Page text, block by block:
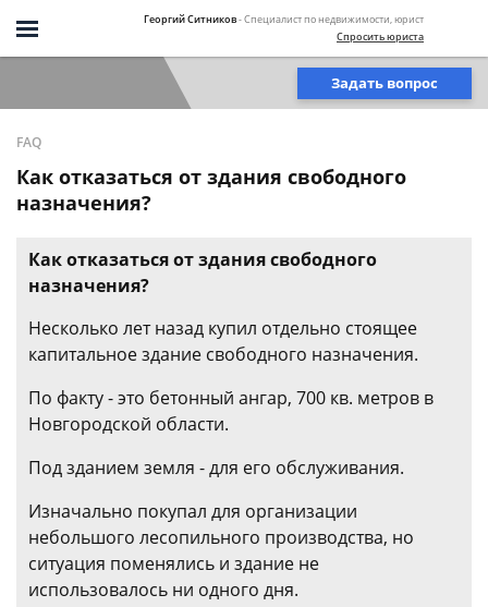
Георгий Ситников- Специалист по недвижимости, юрист
Спросить юриста
Задать вопрос
FAQ
Как отказаться от здания свободного
назначения?
Как отказаться от здания свободного
назначения?
Несколько лет назад купил отдельно стоящее
капитальное здание свободного назначения.
По факту - это бетонный ангар, 700 кв. метров в
Новгородской области.
Под зданием земля - для его обслуживания.
Изначально покупал для организации
небольшого лесопильного производства, но
ситуация поменялись и здание не
использовалось ни одного дня.